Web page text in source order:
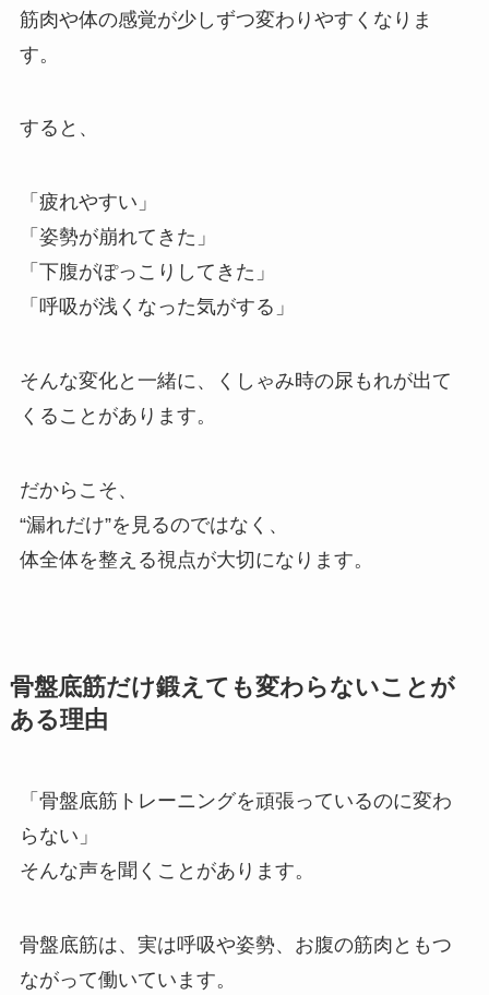
筋肉や体の感覚が少しずつ変わりやすくなりま
す。
すると、
「疲れやすい」
「姿勢が崩れてきた」
「下腹がぽっこりしてきた」
「呼吸が浅くなった気がする」
そんな変化と一緒に、くしゃみ時の尿もれが出て
くることがあります。
だからこそ、
“漏れだけ”を見るのではなく、
体全体を整える視点が大切になります。
骨盤底筋だけ鍛えても変わらないことが
ある理由
「骨盤底筋トレーニングを頑張っているのに変わ
らない」
そんな声を聞くことがあります。
骨盤底筋は、実は呼吸や姿勢、お腹の筋肉ともつ
ながって働いています。